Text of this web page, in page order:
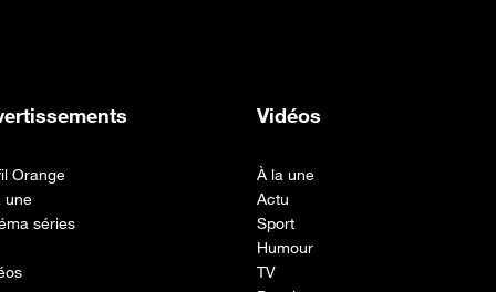
Orange
une
séries
Vidéos
À la une
Actu
Sport
Humour
TV